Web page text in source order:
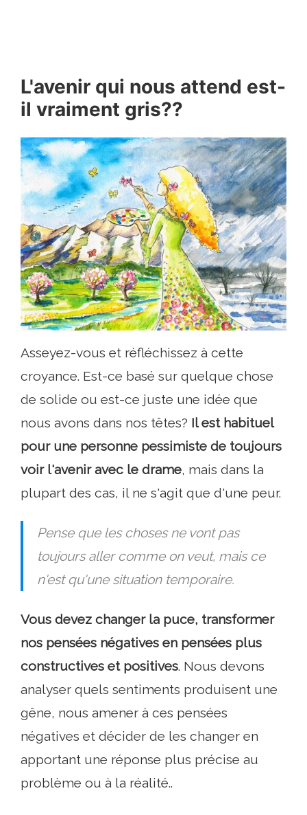
L'avenir qui nous attend est-
il vraiment gris??
Asseyez-vous et réfléchissez à cette
croyance. Est-ce basé sur quelque chose
de solide ou est-ce juste une idée que
nous avons dans nos têtes? Il est habituel
pour une personne pessimiste de toujours
voir l'avenir avec le drame, mais dans la
plupart des cas, il ne s'agit que d'une peur.
Pense que les choses ne vont pas
toujours aller comme on veut, mais ce
n'est qu'une situation temporaire.
Vous devez changer la puce, transformer
nos pensées négatives en pensées plus
constructives et positives. Nous devons
analyser quels sentiments produisent une
gêne, nous amener à ces pensées
négatives et décider de les changer en
apportant une réponse plus précise au
problème ou à la réalité..